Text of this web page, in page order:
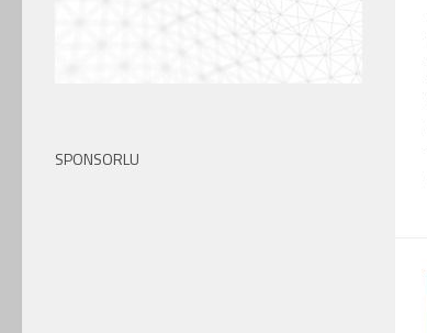
SPONSORLU